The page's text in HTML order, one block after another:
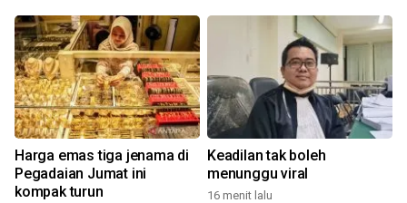
Harga emas tiga jenama di
Pegadaian Jumat ini
kompak turun
Keadilan tak boleh
menunggu viral
16 menit lalu